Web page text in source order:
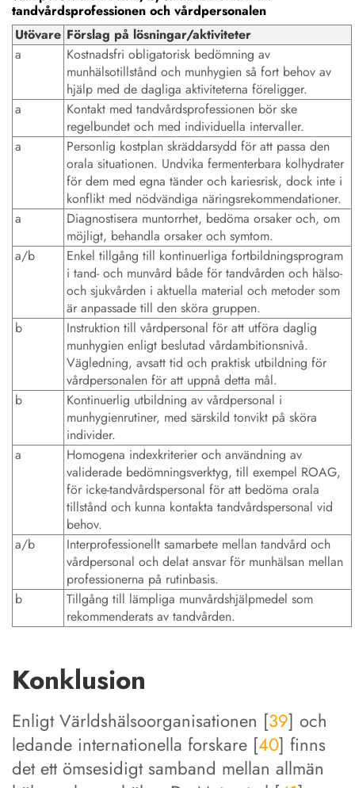
tandvårdsprofessionen och vårdpersonalen
Utövare Förslag på lösningar/aktiviteter
a
Kostnadsfri obligatorisk bedömning av
munhälsotillstånd och munhygien så fort behov av
hjälp med de dagliga aktiviteterna föreligger.
a
Kontakt med tandvårdsprofessionen bör ske
regelbundet och med individuella intervaller.
a
Personlig kostplan skräddarsydd för att passa den
orala situationen. Undvika fermenterbara kolhydrater
för dem med egna tänder och kariesrisk, dock inte i
konflikt med nödvändiga näringsrekommendationer.
a
Diagnostisera muntorrhet, bedöma orsaker och, om
möjligt, behandla orsaker och symtom.
a/b
Enkel tillgång till kontinuerliga fortbildningsprogram
i tand- och munvård både för tandvården och hälso-
och sjukvården i aktuella material och metoder som
är anpassade till den sköra gruppen.
b
Instruktion till vårdpersonal för att utföra daglig
munhygien enligt beslutad vårdambitionsnivå.
Vägledning, avsatt tid och praktisk utbildning för
vårdpersonalen för att uppnå detta mål.
b
Kontinuerlig utbildning av vårdpersonal i
munhygienrutiner, med särskild tonvikt på sköra
individer.
a
Homogena indexkriterier och användning av
validerade bedömningsverktyg, till exempel ROAG,
för icke-tandvårdspersonal för att bedöma orala
tillstånd och kunna kontakta tandvårdspersonal vid
behov.
a/b
Interprofessionellt samarbete mellan tandvård och
vårdpersonal och delat ansvar för munhälsan mellan
professionerna på rutinbasis.
b
Tillgång till lämpliga munvårdshjälpmedel som
rekommenderats av tandvården.
Konklusion
Enligt Världshälsoorganisationen [39] och
ledande internationella forskare [40] finns
det ett ömsesidigt samband mellan allmän